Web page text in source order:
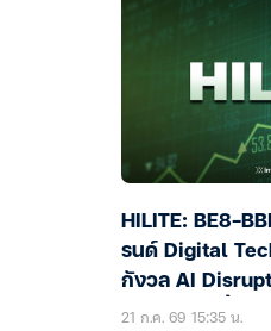
HILITE: BE8-
รนด์ Digital
กังวล AI
Valuation ฟื้น
21 ก.ค. 69 15:35 น.